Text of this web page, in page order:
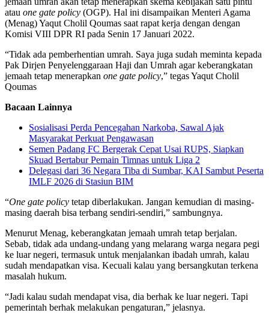
atau one gate policy (OGP). Hal ini disampaikan Menteri Agama
(Menag) Yaqut Cholil Qoumas saat rapat kerja dengan dengan
Komisi VIII DPR RI pada Senin 17 Januari 2022.
“Tidak ada pemberhentian umrah. Saya juga sudah meminta kepada
Pak Dirjen Penyelenggaraan Haji dan Umrah agar keberangkatan
jemaah tetap menerapkan one gate policy,” tegas Yaqut Cholil
Qoumas
Bacaan Lainnya
Sosialisasi Perda Pencegahan Narkoba, Sawal Ajak
Masyarakat Perkuat Pengawasan
Semen Padang FC Bergerak Cepat Usai RUPS, Siapkan
Skuad Bertabur Pemain Timnas untuk Liga 2
Delegasi dari 36 Negara Tiba di Sumbar, KAI Sambut Peserta
IMLF 2026 di Stasiun BIM
“One gate policy tetap diberlakukan. Jangan kemudian di masing-
masing daerah bisa terbang sendiri-sendiri,” sambungnya.
Menurut Menag, keberangkatan jemaah umrah tetap berjalan.
Sebab, tidak ada undang-undang yang melarang warga negara pegi
ke luar negeri, termasuk untuk menjalankan ibadah umrah, kalau
sudah mendapatkan visa. Kecuali kalau yang bersangkutan terkena
masalah hukum.
“Jadi kalau sudah mendapat visa, dia berhak ke luar negeri. Tapi
pemerintah berhak melakukan pengaturan,” jelasnya.